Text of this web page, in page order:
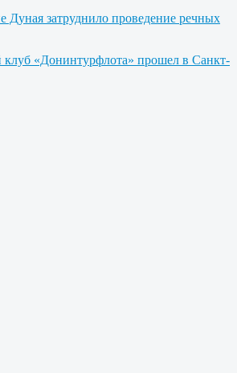
Дуная затруднило проведение речных
«Донинтурфлота» прошел в Санкт-